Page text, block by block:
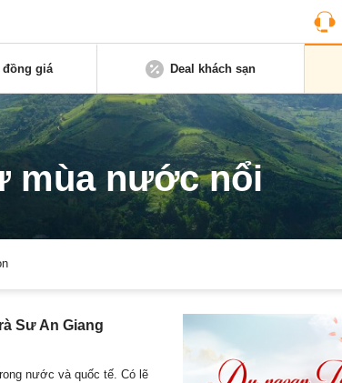
đồng giá Deal khách sạn
mùa nước nổi
Sư An Giang
nước và quốc tế. Có lẽ